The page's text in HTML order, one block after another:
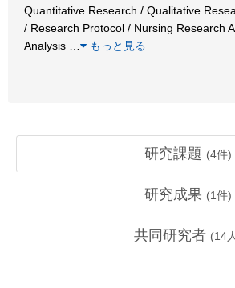
Quantitative Research / Qualitative
/ Research Protocol / Nursing Research
Analysis
もっと見る
研究課題 (4件)
研究成果 (1件)
共同研究者 (14